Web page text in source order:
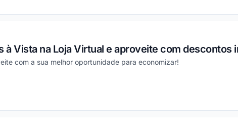
à Vista na Loja Virtual e aproveite com descontos
com a sua melhor oportunidade para economizar!